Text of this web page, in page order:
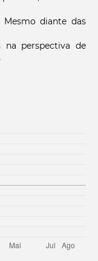
Mesmo diante das
na perspectiva de